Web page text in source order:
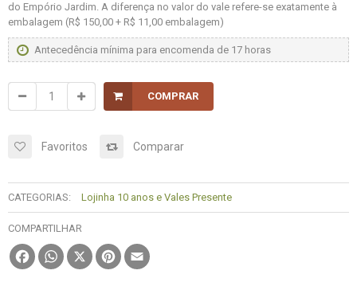
do Empório Jardim. A diferença no valor do vale refere-se exatamente à
embalagem (R$ 150,00 + R$ 11,00 embalagem)
Antecedência mínima para encomenda de 17 horas
COMPRAR
Favoritos Comparar
CATEGORIAS: Lojinha 10 anos e Vales Presente
COMPARTILHAR
FacebookWhatsApp
X Pinterest